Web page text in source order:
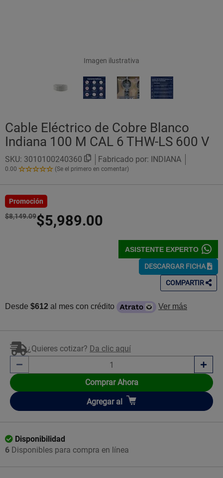
Imagen ilustrativa
Cable Eléctrico de Cobre Blanco
Indiana 100 M CAL 6 THW-LS 600 V
SKU: 3010100240360 Fabricado por: INDIANA
0.00
0.00
Estrellas!
(Se el primero en comentar)
Promoción
$8,149.09$5,989.00
ASISTENTE EXPERTO
DESCARGAR FICHA
COMPARTIR
Desde $612 al mes con crédito Ver más
¿Quieres cotizar? Da clic aquí
Comprar Ahora
Añadir
Agregar al
Disponibilidad
6 Disponibles para compra en línea